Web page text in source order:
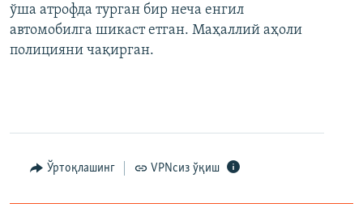
ўша атрофда турган бир неча енгил
автомобилга шикаст етган. Маҳаллий аҳоли
полицияни чақирган.
Ўртоқлашинг VPNсиз ўқиш